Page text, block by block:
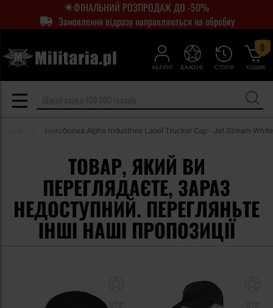
ФІНАЛЬНИЙ РОЗПРОДАЖ ДО -50%
Замовлення відразу направляються на обробку
АКАУНТ ІСТОРІЯ
БАЖАНЕ КОШИК
0
Бейсболка Alpha Industries Label Trucker Cap - Jet Stream White
ТОВАР, ЯКИЙ ВИ
ПЕРЕГЛЯДАЄТЕ, ЗАРАЗ
НЕДОСТУПНИЙ. ПЕРЕГЛЯНЬТЕ
ІНШІ НАШІ ПРОПОЗИЦІЇ